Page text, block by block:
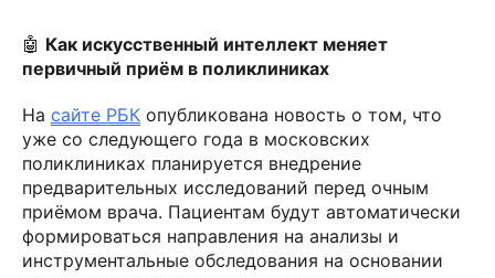
🤖 Как искусственный интеллект меняет
первичный приём в поликлиниках
На сайте РБК опубликована новость о том, что
уже со следующего года в московских
поликлиниках планируется внедрение
предварительных исследований перед очным
приёмом врача. Пациентам будут автоматически
формироваться направления на анализы и
инструментальные обследования на основании